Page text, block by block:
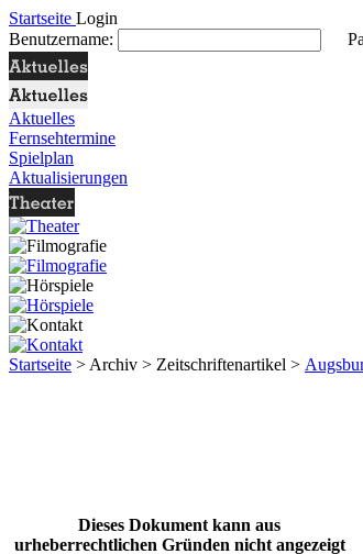
Startseite Login
Benutzername:
Aktuelles
Fernsehtermine
Spielplan
Aktualisierungen
Startseite > Archiv > Zeitschriftenartikel >
Dieses Dokument kann aus
urheberrechtlichen Gründen nicht angezeigt